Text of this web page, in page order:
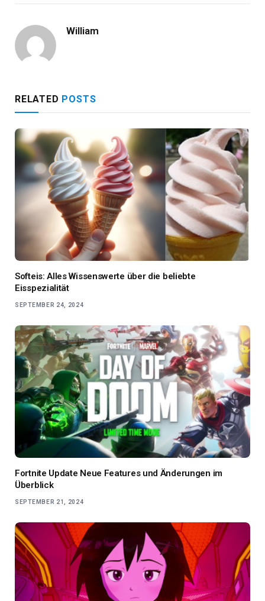
William
RELATED POSTS
Softeis: Alles Wissenswerte über die beliebte
Eisspezialität
SEPTEMBER 24, 2024
Fortnite Update Neue Features und Änderungen im
Überblick
SEPTEMBER 21, 2024